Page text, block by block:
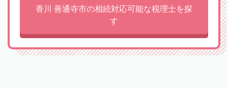
香川 善通寺市の相続対応可能な税理士を探
す